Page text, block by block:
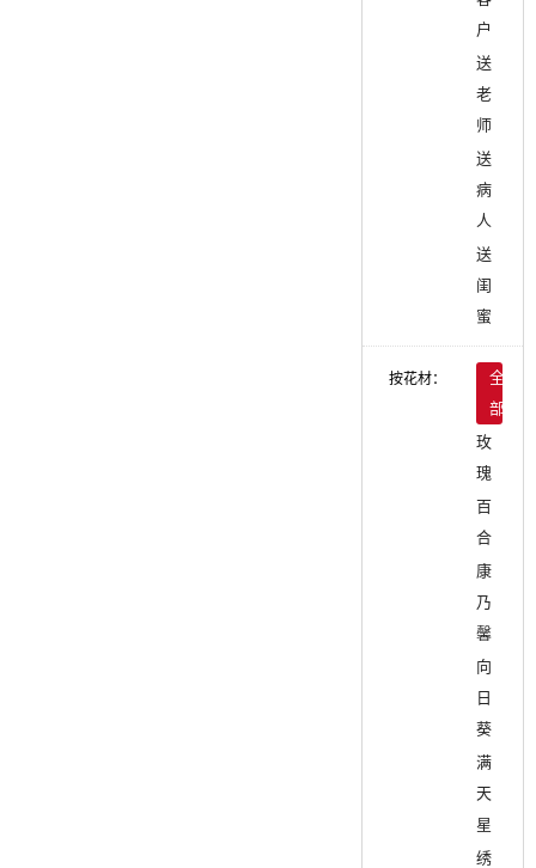
户
送
老
师
送
病
人
送
闺
蜜
按花材：
全
部
玫
瑰
百
合
康
乃
馨
向
日
葵
满
天
星
绣